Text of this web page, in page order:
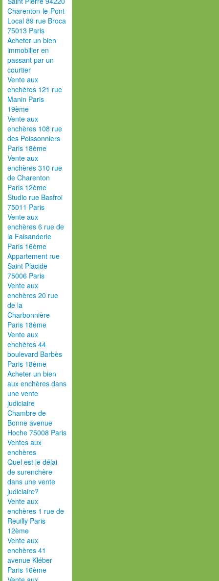
Charenton-le-Pont
Local 89 rue Broca
75013 Paris
Acheter un bien
immobilier en
passant par un
courtier
Vente aux
enchères 121 rue
Manin Paris
19ème
Vente aux
enchères 108 rue
des Poissonniers
Paris 18ème
Vente aux
enchères 310 rue
de Charenton
Paris 12ème
Studio rue Basfroi
75011 Paris
Vente aux
enchères 6 rue de
la Faisanderie
Paris 16ème
Appartement rue
Saint Placide
75006 Paris
Vente aux
enchères 20 rue
de la
Charbonnière
Paris 18ème
Vente aux
enchères 44
boulevard Barbès
Paris 18ème
Acheter un bien
aux enchères dans
une vente
judiciaire
Chambre de
Bonne avenue
Hoche 75008 Paris
Ventes aux
enchères
Quel est le délai
de surenchère
dans une vente
judiciaire?
Vente aux
enchères 1 rue de
Reuilly Paris
12ème
Vente aux
enchères 41
avenue Kléber
Paris 16ème